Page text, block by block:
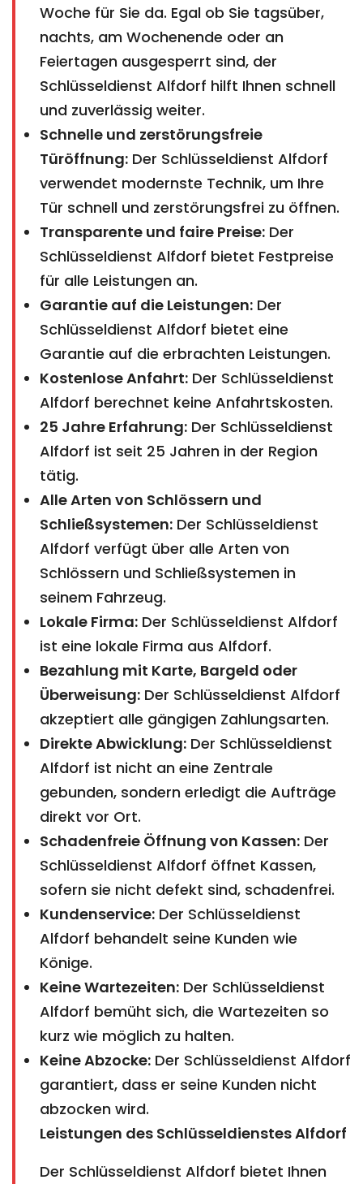
Woche für Sie da. Egal ob Sie tagsüber,
nachts, am Wochenende oder an
Feiertagen ausgesperrt sind, der
Schlüsseldienst Alfdorf hilft Ihnen schnell
und zuverlässig weiter.
Schnelle und zerstörungsfreie
Türöffnung: Der Schlüsseldienst Alfdorf
verwendet modernste Technik, um Ihre
Tür schnell und zerstörungsfrei zu öffnen.
Transparente und faire Preise: Der
Schlüsseldienst Alfdorf bietet Festpreise
für alle Leistungen an.
Garantie auf die Leistungen: Der
Schlüsseldienst Alfdorf bietet eine
Garantie auf die erbrachten Leistungen.
Kostenlose Anfahrt: Der Schlüsseldienst
Alfdorf berechnet keine Anfahrtskosten.
25 Jahre Erfahrung: Der Schlüsseldienst
Alfdorf ist seit 25 Jahren in der Region
tätig.
Alle Arten von Schlössern und
Schließsystemen: Der Schlüsseldienst
Alfdorf verfügt über alle Arten von
Schlössern und Schließsystemen in
seinem Fahrzeug.
Lokale Firma: Der Schlüsseldienst Alfdorf
ist eine lokale Firma aus Alfdorf.
Bezahlung mit Karte, Bargeld oder
Überweisung: Der Schlüsseldienst Alfdorf
akzeptiert alle gängigen Zahlungsarten.
Direkte Abwicklung: Der Schlüsseldienst
Alfdorf ist nicht an eine Zentrale
gebunden, sondern erledigt die Aufträge
direkt vor Ort.
Schadenfreie Öffnung von Kassen: Der
Schlüsseldienst Alfdorf öffnet Kassen,
sofern sie nicht defekt sind, schadenfrei.
Kundenservice: Der Schlüsseldienst
Alfdorf behandelt seine Kunden wie
Könige.
Keine Wartezeiten: Der Schlüsseldienst
Alfdorf bemüht sich, die Wartezeiten so
kurz wie möglich zu halten.
Keine Abzocke: Der Schlüsseldienst Alfdorf
garantiert, dass er seine Kunden nicht
abzocken wird.
Leistungen des Schlüsseldienstes Alfdorf
Der Schlüsseldienst Alfdorf bietet Ihnen